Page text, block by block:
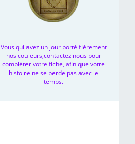
Vous qui avez un jour porté fièrement
nos couleurs,contactez nous pour
compléter votre fiche, afin que votre
histoire ne se perde pas avec le
temps.